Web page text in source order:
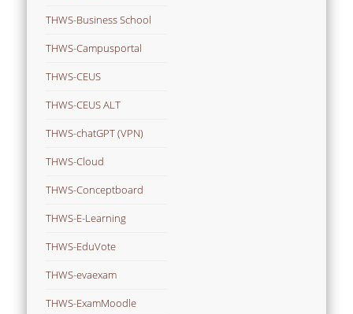
THWS-Business School
THWS-Campusportal
THWS-CEUS
THWS-CEUS ALT
THWS-chatGPT (VPN)
THWS-Cloud
THWS-Conceptboard
THWS-E-Learning
THWS-EduVote
THWS-evaexam
THWS-ExamMoodle